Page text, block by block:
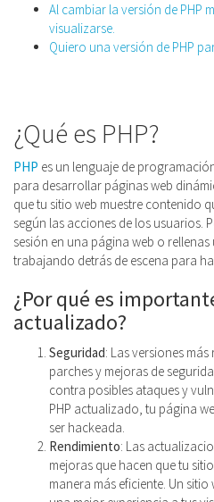
Al cambiar la versión de PHP
visualizarse.
Quiero una versión de PHP
¿Qué es PHP?
PHP es un lenguaje de
para desarrollar páginas web
que tu sitio web muestre contenido
según las acciones de los usuarios.
sesión en una página web o
trabajando detrás de escena para
¿Por qué es
actualizado?
Seguridad: Las versiones más
parches y mejoras de
contra posibles ataques y
PHP actualizado, tu página
ser hackeada.
Rendimiento: Las
mejoras que hacen que tu
manera más eficiente. Un